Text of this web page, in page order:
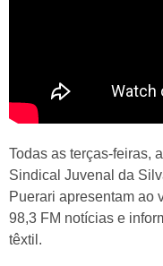
Todas as terças-feiras,
Sindical Juvenal da
Puerari apresentam ao
98,3 FM notícias e
têxtil.